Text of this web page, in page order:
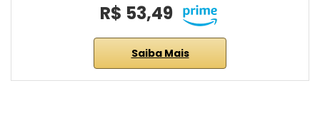
R$ 53,49
Saiba Mais